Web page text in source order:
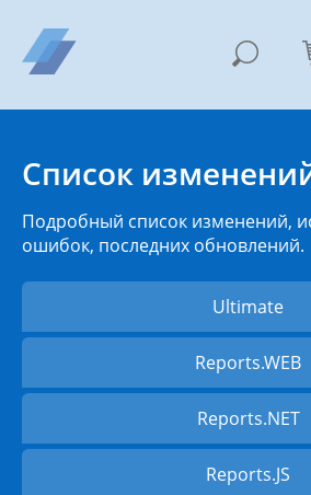
Список
Подробный список изменений,
ошибок, последних обновлений.
Ultimate
Reports.WEB
Reports.NET
Reports.JS